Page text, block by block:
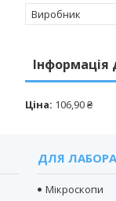
Виробник
Ціна: 106,90 ₴
ДЛЯ
Мікроскопи